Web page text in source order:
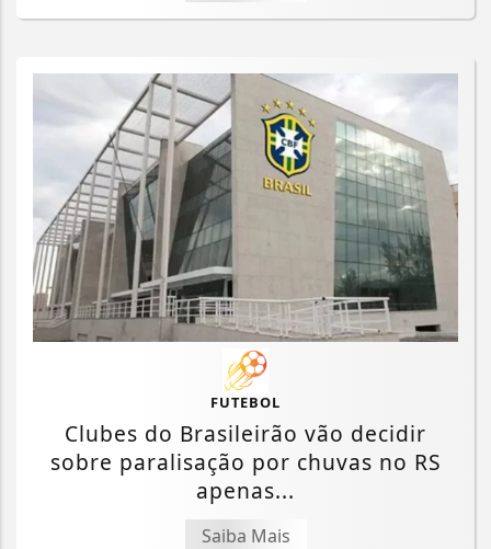
FUTEBOL
Clubes do Brasileirão vão decidir
sobre paralisação por chuvas no RS
apenas...
Saiba Mais